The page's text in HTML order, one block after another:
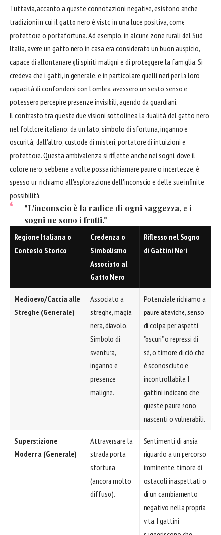
Tuttavia, accanto a queste connotazioni negative, esistono anche
tradizioni in cui il gatto nero è visto in una luce positiva, come
protettore o portafortuna. Ad esempio, in alcune zone rurali del Sud
Italia, avere un gatto nero in casa era considerato un buon auspicio,
capace di allontanare gli spiriti maligni e di proteggere la famiglia. Si
credeva che i gatti, in generale, e in particolare quelli neri per la loro
capacità di confondersi con l'ombra, avessero un sesto senso e
potessero percepire presenze invisibili, agendo da guardiani.
Il contrasto tra queste due visioni sottolinea la dualità del gatto nero
nel folclore italiano: da un lato, simbolo di sfortuna, inganno e
oscurità; dall'altro, custode di misteri, portatore di intuizioni e
protettore. Questa ambivalenza si riflette anche nei sogni, dove il
colore nero, sebbene a volte possa richiamare paure o incertezze, è
spesso un richiamo all'esplorazione dell'inconscio e delle sue infinite
possibilità.
"L'inconscio è la radice di ogni saggezza, e i
sogni ne sono i frutti."
Regione Italiana o
Contesto Storico
Credenza o
Simbolismo
Associato al
Gatto Nero
Riflesso nel Sogno
di Gattini Neri
Medioevo/Caccia alle
Streghe (Generale)
Associato a
streghe, magia
nera, diavolo.
Simbolo di
sventura,
inganno e
presenze
maligne.
Potenziale richiamo a
paure ataviche, senso
di colpa per aspetti
"oscuri" o repressi di
sé, o timore di ciò che
è sconosciuto e
incontrollabile. I
gattini indicano che
queste paure sono
nascenti o vulnerabili.
Superstizione
Moderna (Generale)
Attraversare la
strada porta
sfortuna
(ancora molto
diffuso).
Sentimenti di ansia
riguardo a un percorso
imminente, timore di
ostacoli inaspettati o
di un cambiamento
negativo nella propria
vita. I gattini